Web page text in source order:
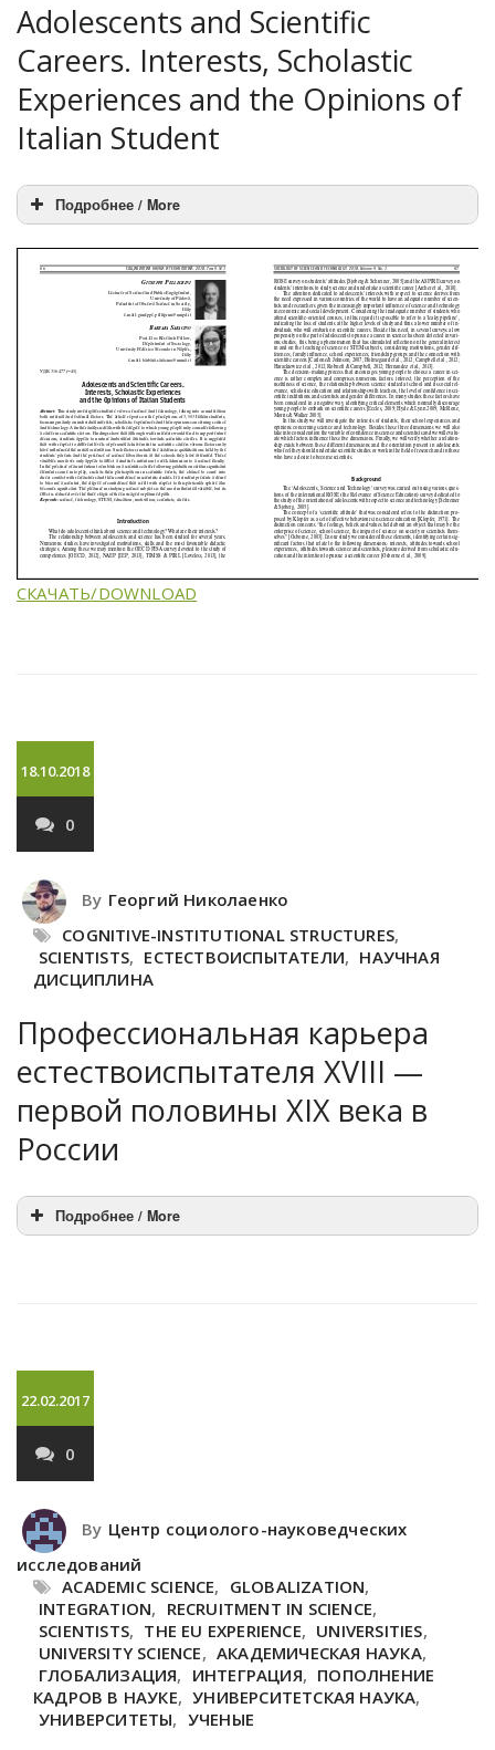
Adolescents and Scientific
Careers. Interests, Scholastic
Experiences and the Opinions of
Italian Student
Подробнее / More
СКАЧАТЬ/DOWNLOAD
18.10.2018
0
By Георгий Николаенко
COGNITIVE-INSTITUTIONAL STRUCTURES,
SCIENTISTS, ЕСТЕСТВОИСПЫТАТЕЛИ, НАУЧНАЯ
ДИСЦИПЛИНА
Профессиональная карьера
естествоиспытателя XVIII —
первой половины XIX века в
России
Подробнее / More
22.02.2017
0
By Центр социолого-науковедческих
исследований
ACADEMIC SCIENCE, GLOBALIZATION,
INTEGRATION, RECRUITMENT IN SCIENCE,
SCIENTISTS, THE EU EXPERIENCE, UNIVERSITIES,
UNIVERSITY SCIENCE, АКАДЕМИЧЕСКАЯ НАУКА,
ГЛОБАЛИЗАЦИЯ, ИНТЕГРАЦИЯ, ПОПОЛНЕНИЕ
КАДРОВ В НАУКЕ, УНИВЕРСИТЕТСКАЯ НАУКА,
УНИВЕРСИТЕТЫ, УЧЕНЫЕ